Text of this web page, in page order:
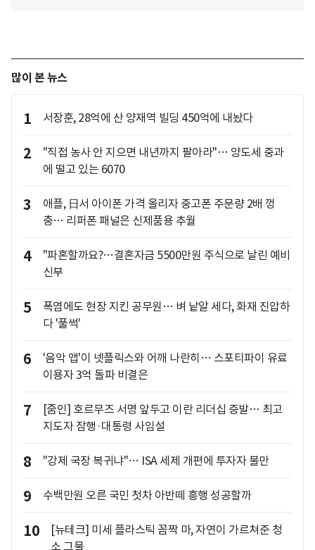
많이 본 뉴스
1 서장훈, 28억에 산 양재역 빌딩 450억에 내놨다
2
"직접 농사 안 지으면 내년까지 팔아라"… 양도세 중과
에 떨고 있는 6070
3
애플, 日서 아이폰 가격 올리자 중고폰 주문량 2배 껑
충… 리퍼폰 패널은 신제품용 추월
4
"파혼할까요?…결혼자금 5500만원 주식으로 날린 예비
신부
5
폭염에도 현장 지킨 공무원… 벼 낱알 세다, 화재 진압하
다 '풀썩'
6
'음악 앱'이 넷플릭스와 어깨 나란히… 스포티파이 유료
이용자 3억 돌파 비결은
7
[줌인] 호르무즈 서명 앞두고 이란 리더십 증발… 최고
지도자 잠행·대통령 사임설
8 "강제 국장 복귀냐"… ISA 세제 개편에 투자자 불만
9 수백만원 오른 국민 첫차 아반떼 흥행 성공할까
10
[뉴테크] 미세 플라스틱 꼼짝 마, 자연이 가르쳐준 청
소 그물